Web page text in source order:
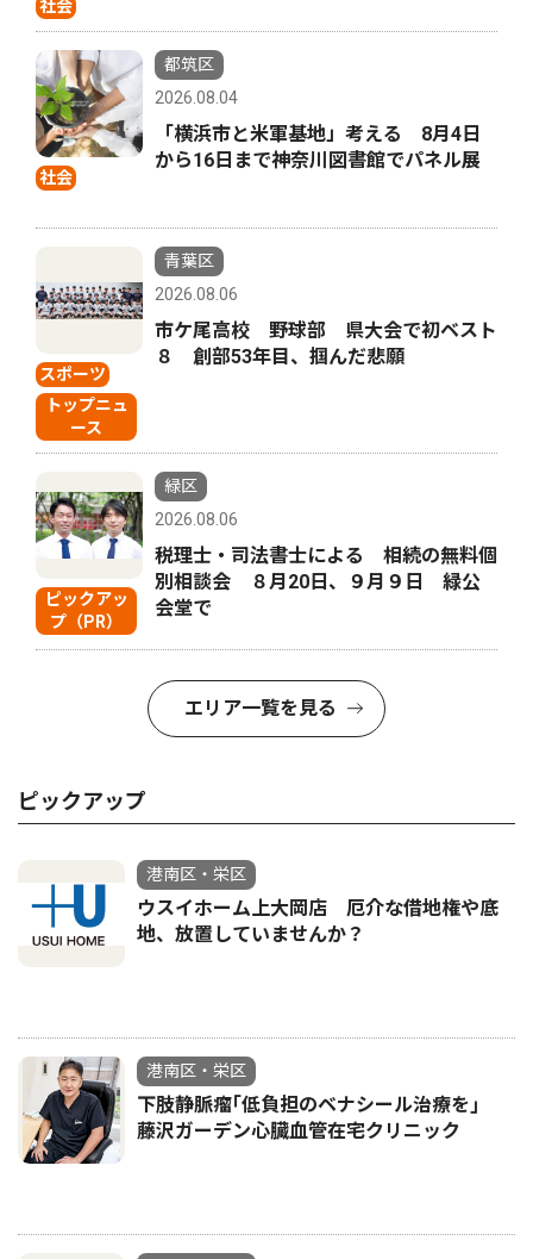
社会
社会
都筑区
2026.08.04
「横浜市と米軍基地」考える 8月4日
から16日まで神奈川図書館でパネル展
スポーツ
トップニュ
ース
青葉区
2026.08.06
市ケ尾高校 野球部 県大会で初ベスト
８ 創部53年目、掴んだ悲願
ピックアッ
プ（PR）
緑区
2026.08.06
税理士・司法書士による 相続の無料個
別相談会 ８月20日、９月９日 緑公
会堂で
エリア一覧を見る
ピックアップ
港南区・栄区
ウスイホーム上大岡店 厄介な借地権や底
地、放置していませんか？
港南区・栄区
下肢静脈瘤｢低負担のベナシール治療を｣
藤沢ガーデン心臓血管在宅クリニック